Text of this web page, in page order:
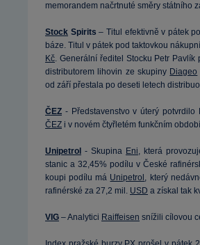
memorandem načrtnuté směry státního
Stock Spirits – Titul efektivně v pátek
báze. Titul v pátek pod taktovkou
Kč. Generální ředitel Stocku Petr
distributorem lihovin ze skupiny Diageo
od září přestala po deseti letech
ČEZ - Představenstvo v úterý
ČEZ i v novém čtyřletém funkčním
Unipetrol - Skupina Eni, která
stanic a 32,45% podílu v České
koupi podílu má Unipetrol , který
rafinérské za 27,2 mil. USD a získal tak
VIG – Analytici Raiffeisen snížili cílovou